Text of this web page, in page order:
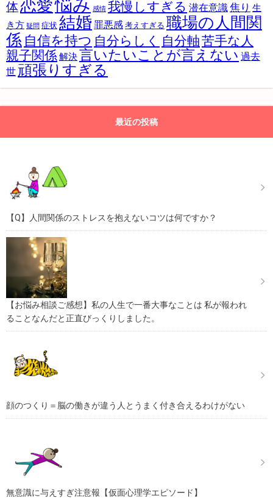
体恋愛悩み 感情 我慢しすぎる 潜在意識焦り 生
き方 疑問 症状 結婚 罪悪感 考えすぎる 職場の人間関
係 自信を持つ 自分らしく 自分軸苦手な人
親子関係 解決言いたいことが言えない 過去
世 頑張りすぎる
最近の投稿
【Q】人間関係のストレスを抱えないコツは何ですか？
【お悩み相談ご感想】私の人生で一番大事なことは 私が報われ
ることなんだと正直びっくりしました。
顔のつくり＝脳の働きが違う人とうまく付き合えるわけがない
無意識に与えすぎ注意報【仮面心理学エピソード】